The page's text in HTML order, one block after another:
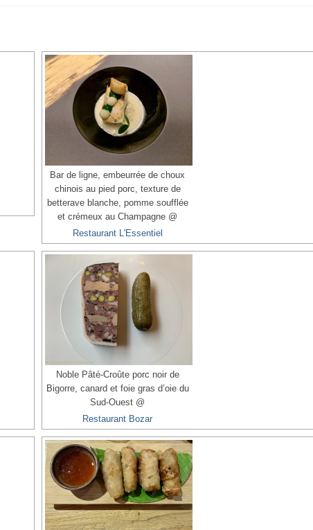
Bar de ligne, embeurrée de choux
chinois au pied porc, texture de
betterave blanche, pomme soufflée
et crémeux au Champagne @
Restaurant L'Essentiel
Noble Pâté-Croûte porc noir de
Bigorre, canard et foie gras d’oie du
Sud-Ouest @
Restaurant Bozar